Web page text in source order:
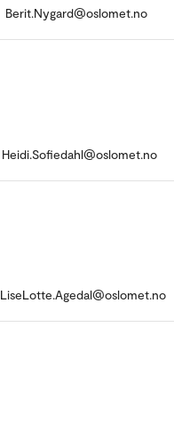
Berit.Nygard@oslomet.no
Heidi.Sofiedahl@oslomet.no
LiseLotte.Agedal@oslomet.no